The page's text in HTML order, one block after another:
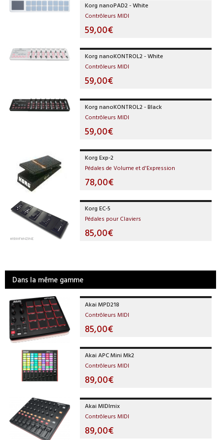
Korg nanoPAD2 - White
Contrôleurs MIDI
59,00€
Korg nanoKONTROL2 - White
Contrôleurs MIDI
59,00€
Korg nanoKONTROL2 - Black
Contrôleurs MIDI
59,00€
Korg Exp-2
Pédales de Volume et d'Expression
78,00€
Korg EC-5
Pédales pour Claviers
85,00€
Dans la même gamme
Akai MPD218
Contrôleurs MIDI
85,00€
Akai APC Mini Mk2
Contrôleurs MIDI
89,00€
Akai MIDImix
Contrôleurs MIDI
89,00€